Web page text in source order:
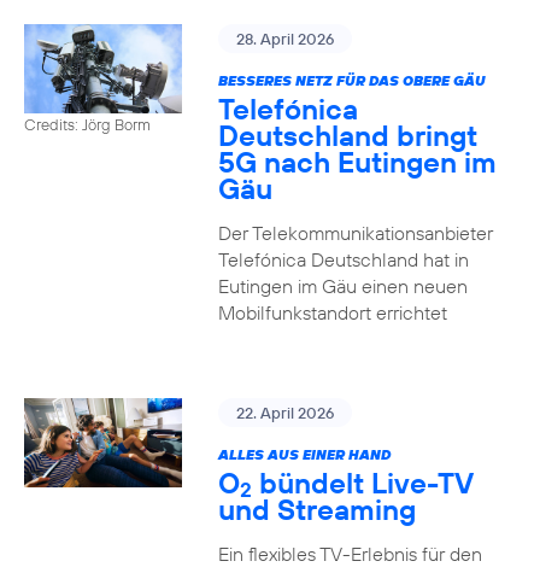
Credits: Jörg Borm
28. April 2026
BESSERES NETZ FÜR DAS OBERE GÄU
Telefónica
Deutschland bringt
5G nach Eutingen im
Gäu
Der Telekommunikationsanbieter
Telefónica Deutschland hat in
Eutingen im Gäu einen neuen
Mobilfunkstandort errichtet
22. April 2026
ALLES AUS EINER HAND
O2 bündelt Live-TV
und Streaming
Ein flexibles TV-Erlebnis für den